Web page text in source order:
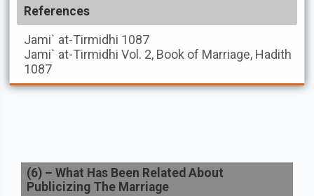
References
Jami` at-Tirmidhi 1087
Jami` at-Tirmidhi Vol. 2, Book of Marriage, Hadith
1087
(6) – What Has Been Related About
Publicizing The Marriage